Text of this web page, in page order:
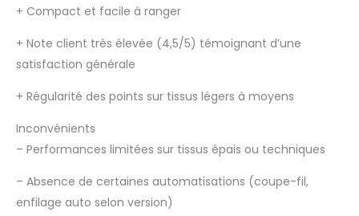
+ Compact et facile à ranger
+ Note client très élevée (4,5/5) témoignant d’une
satisfaction générale
+ Régularité des points sur tissus légers à moyens
Inconvénients
– Performances limitées sur tissus épais ou techniques
– Absence de certaines automatisations (coupe-fil,
enfilage auto selon version)